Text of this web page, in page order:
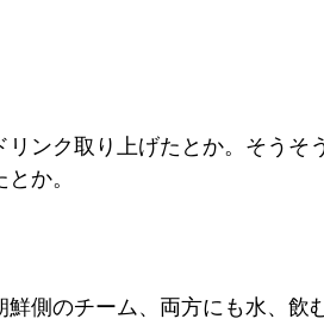
ンク取り上げたとか。そうそ
か。
側のチーム、両方にも水、飲